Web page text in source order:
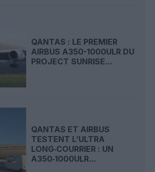
QANTAS : LE PREMIER
AIRBUS A350-1000ULR DU
PROJECT SUNRISE...
QANTAS ET AIRBUS
TESTENT L’ULTRA
LONG‑COURRIER : UN
A350‑1000ULR...